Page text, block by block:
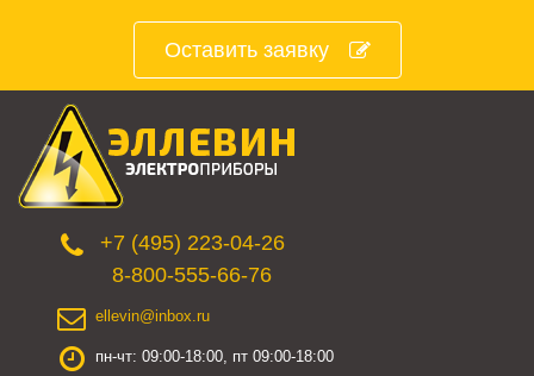
Оставить заявку
+7 (495) 223-04-26
8-800-555-66-76
ellevin@inbox.ru
пн-чт: 09:00-18:00, пт 09:00-18:00